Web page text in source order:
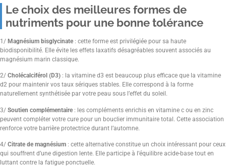
Le choix des meilleures formes de
nutriments pour une bonne tolérance
1/ Magnésium bisglycinate : cette forme est privilégiée pour sa haute
biodisponibilité. Elle évite les effets laxatifs désagréables souvent associés au
magnésium marin classique.
2/ Cholécalciférol (D3) : la vitamine d3 est beaucoup plus efficace que la vitamine
d2 pour maintenir vos taux sériques stables. Elle correspond à la forme
naturellement synthétisée par votre peau sous l’effet du soleil.
3/ Soutien complémentaire : les compléments enrichis en vitamine c ou en zinc
peuvent compléter votre cure pour un bouclier immunitaire total. Cette association
renforce votre barrière protectrice durant l’automne.
4/ Citrate de magnésium : cette alternative constitue un choix intéressant pour ceux
qui souffrent d’une digestion lente. Elle participe à l’équilibre acide-base tout en
luttant contre la fatigue ponctuelle.